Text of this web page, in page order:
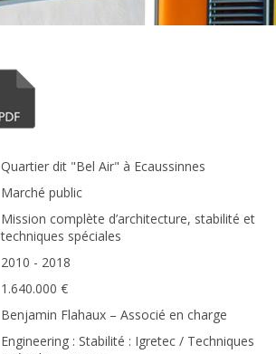
Quartier dit "Bel Air" à Ecaussinnes
Marché public
Mission complète d’architecture, stabilité et
techniques spéciales
2010 - 2018
1.640.000 €
Benjamin Flahaux – Associé en charge
Engineering : Stabilité : Igretec / Techniques